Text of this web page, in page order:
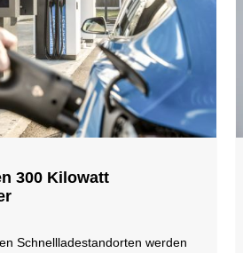
300 Kilowatt
Schnellladestandorten werden